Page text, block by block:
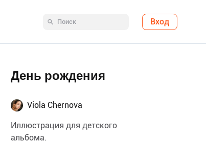
Вход
День рождения
Viola Chernova
Иллюстрация для детского
альбома.